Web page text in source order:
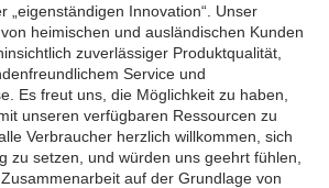
„eigenständigen Innovation“. Unser
heimischen und ausländischen Kunden
zuverlässiger Produktqualität,
Service und
Es freut uns, die Möglichkeit zu haben,
unseren verfügbaren Ressourcen zu
Verbraucher herzlich willkommen, sich
zu setzen, und würden uns geehrt fühlen,
auf der Grundlage von